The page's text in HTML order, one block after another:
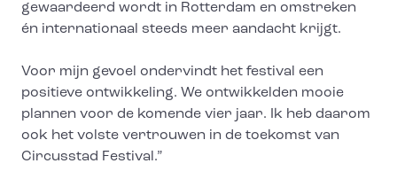
gewaardeerd wordt in Rotterdam en omstreken
én internationaal steeds meer aandacht krijgt.
Voor mijn gevoel ondervindt het festival een
positieve ontwikkeling. We ontwikkelden mooie
plannen voor de komende vier jaar. Ik heb daarom
ook het volste vertrouwen in de toekomst van
Circusstad Festival.”